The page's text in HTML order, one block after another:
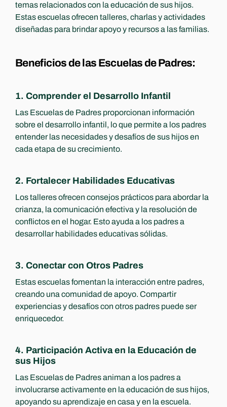
temas relacionados con la educación de sus hijos.
Estas escuelas ofrecen talleres, charlas y actividades
diseñadas para brindar apoyo y recursos a las familias.
Beneficios de las Escuelas de Padres:
1. Comprender el Desarrollo Infantil
Las Escuelas de Padres proporcionan información
sobre el desarrollo infantil, lo que permite a los padres
entender las necesidades y desafíos de sus hijos en
cada etapa de su crecimiento.
2. Fortalecer Habilidades Educativas
Los talleres ofrecen consejos prácticos para abordar la
crianza, la comunicación efectiva y la resolución de
conflictos en el hogar. Esto ayuda a los padres a
desarrollar habilidades educativas sólidas.
3. Conectar con Otros Padres
Estas escuelas fomentan la interacción entre padres,
creando una comunidad de apoyo. Compartir
experiencias y desafíos con otros padres puede ser
enriquecedor.
4. Participación Activa en la Educación de
sus Hijos
Las Escuelas de Padres animan a los padres a
involucrarse activamente en la educación de sus hijos,
apoyando su aprendizaje en casa y en la escuela.